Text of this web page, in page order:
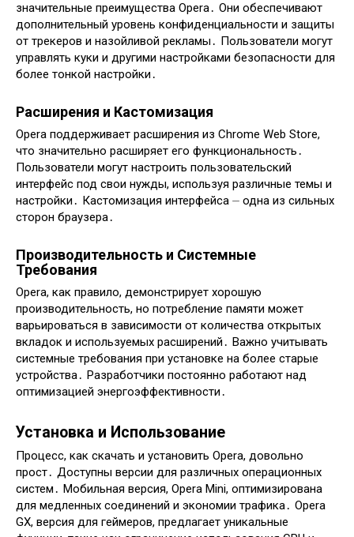
значительные преимущества Opera․ Они обеспечивают
дополнительный уровень конфиденциальности и защиты
от трекеров и назойливой рекламы․ Пользователи могут
управлять куки и другими настройками безопасности для
более тонкой настройки․
Расширения и Кастомизация
Opera поддерживает расширения из Chrome Web Store,
что значительно расширяет его функциональность․
Пользователи могут настроить пользовательский
интерфейс под свои нужды, используя различные темы и
настройки․ Кастомизация интерфейса ⏤ одна из сильных
сторон браузера․
Производительность и Системные
Требования
Opera, как правило, демонстрирует хорошую
производительность, но потребление памяти может
варьироваться в зависимости от количества открытых
вкладок и используемых расширений․ Важно учитывать
системные требования при установке на более старые
устройства․ Разработчики постоянно работают над
оптимизацией энергоэффективности․
Установка и Использование
Процесс, как скачать и установить Opera, довольно
прост․ Доступны версии для различных операционных
систем․ Мобильная версия, Opera Mini, оптимизирована
для медленных соединений и экономии трафика․ Opera
GX, версия для геймеров, предлагает уникальные